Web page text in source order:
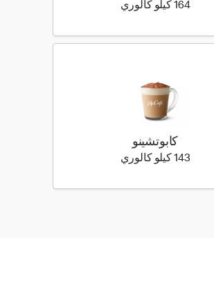
164 كيلو كالوري
كابوتشينو
143 كيلو كالوري